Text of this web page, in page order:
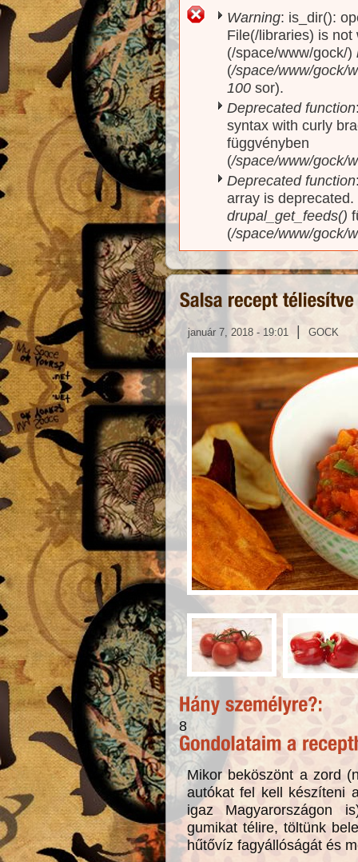
Hibaüzenet
Warning: is_dir():
File(/libraries) is
(/space/www/gock/)
(/space/www/gock/
100 sor).
Deprecated function
syntax with curly
függvényben
(/space/www/gock/
Deprecated function
array is
drupal_get_feeds()
(/space/www/gock/
január 7, 2018 - 19:01 | GOCK
8
Mikor beköszönt a zord
autókat fel kell készíteni
igaz Magyarországon
gumikat télire, töltünk
hűtővíz fagyállóságát és